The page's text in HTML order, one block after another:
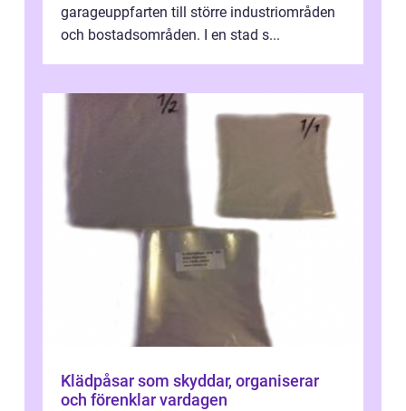
garageuppfarten till större industriområden
och bostadsområden. I en stad s...
Klädpåsar som skyddar, organiserar
och förenklar vardagen